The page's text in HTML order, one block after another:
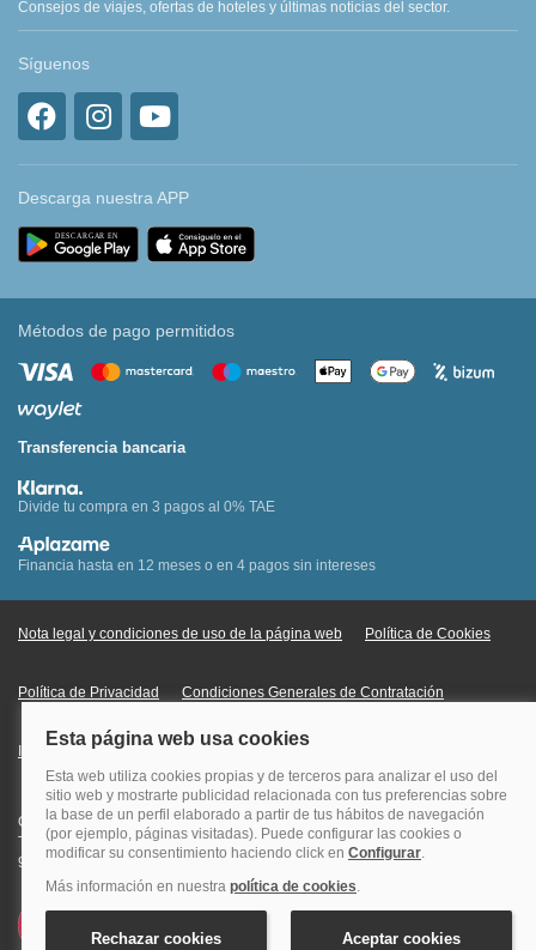
Consejos de viajes, ofertas de hoteles y últimas noticias del sector.
Síguenos
Descarga nuestra APP
Métodos de pago permitidos
Transferencia bancaria
Divide tu compra en 3 pagos al 0% TAE
Financia hasta en 12 meses o en 4 pagos sin intereses
Nota legal y condiciones de uso de la página web Política de Cookies
Política de Privacidad Condiciones Generales de Contratación
Información Legal sobre Mercados en Línea
Quehoteles.com - Especialistas en hoteles © Copyright Veturis Travel S.A.
Todos los derechos reservados. Autorización nº I-AV0000879.4 Tel: +34
915759999